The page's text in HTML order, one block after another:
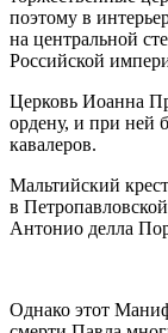
поэтому в
на центральной
Российской
Церковь Иоанна
ордену, и при ней
кавалеров.
Мальтийский
в
Антонио делла
Однако этот